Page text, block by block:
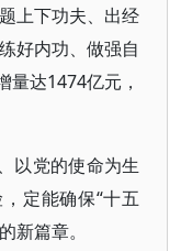
上下功夫、出经
好内功、做强自
达1474亿元，
以党的使命为生
定能确保“十五
新篇章。